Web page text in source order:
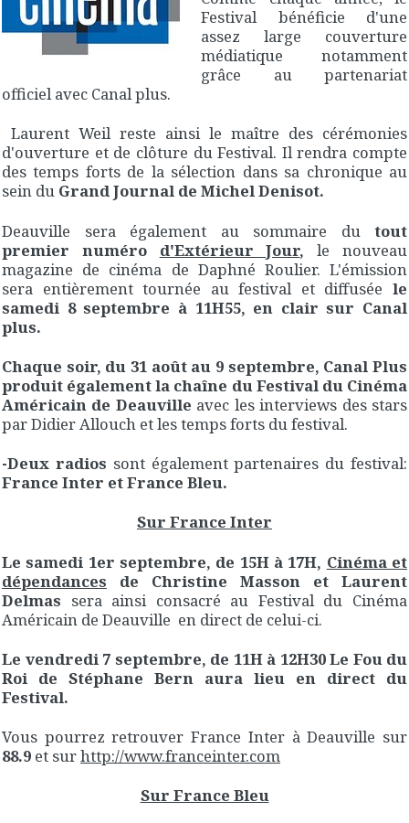
Festival bénéficie d'une
assez large couverture
médiatique notamment
grâce au partenariat
officiel avec Canal plus.
Laurent Weil reste ainsi le maître des cérémonies
d'ouverture et de clôture du Festival. Il rendra compte
des temps forts de la sélection dans sa chronique au
sein du Grand Journal de Michel Denisot.
Deauville sera également au sommaire du tout
premier numéro
d'Extérieur Jour, le nouveau
magazine de cinéma de Daphné Roulier. L'émission
sera entièrement tournée au festival et diffusée le
samedi 8 septembre à 11H55, en clair sur Canal
plus.
Chaque soir, du 31 août au 9 septembre, Canal Plus
produit également la chaîne du Festival du Cinéma
Américain de Deauville avec les interviews des stars
par Didier Allouch et les temps forts du festival.
-Deux radios sont également partenaires du festival:
France Inter et France Bleu.
Sur France Inter
Le samedi 1er septembre, de 15H à 17H, Cinéma et
dépendances
de Christine Masson et Laurent
Delmas sera ainsi consacré au Festival du Cinéma
Américain de Deauville en direct de celui-ci.
Le vendredi 7 septembre, de 11H à 12H30 Le Fou du
Roi de Stéphane Bern aura lieu en direct du
Festival.
Vous pourrez retrouver France Inter à Deauville sur
88.9 et surhttp://www.franceinter.com
Sur France Bleu